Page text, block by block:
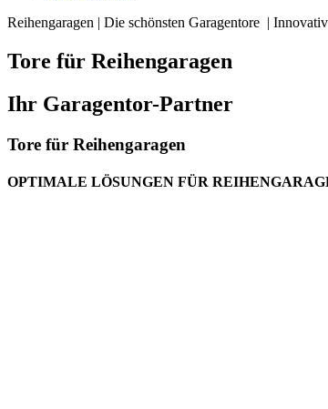
Reihengaragen | Die schönsten Garagentore |
Tore für Reihengaragen
Ihr Garagentor-Partner
Tore für Reihengaragen
OPTIMALE LÖSUNGEN FÜR